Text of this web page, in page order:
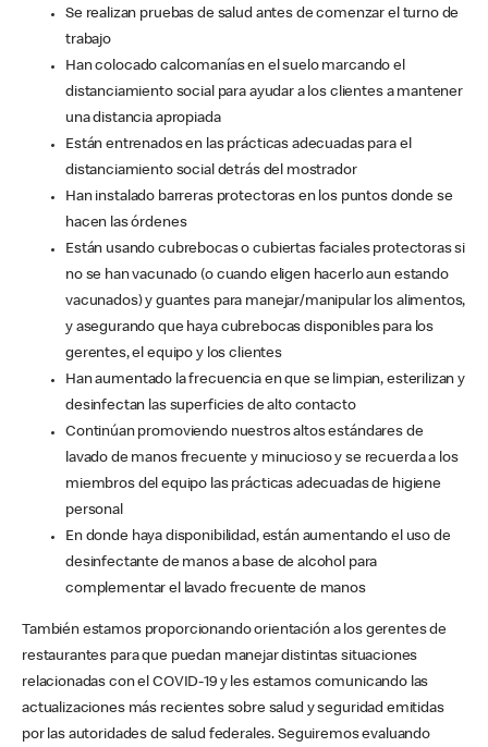
Se realizan pruebas de salud antes de comenzar el turno de
trabajo
Han colocado calcomanías en el suelo marcando el
distanciamiento social para ayudar a los clientes a mantener
una distancia apropiada
Están entrenados en las prácticas adecuadas para el
distanciamiento social detrás del mostrador
Han instalado barreras protectoras en los puntos donde se
hacen las órdenes
Están usando cubrebocas o cubiertas faciales protectoras si
no se han vacunado (o cuando eligen hacerlo aun estando
vacunados) y guantes para manejar/manipular los alimentos,
y asegurando que haya cubrebocas disponibles para los
gerentes, el equipo y los clientes
Han aumentado la frecuencia en que se limpian, esterilizan y
desinfectan las superficies de alto contacto
Continúan promoviendo nuestros altos estándares de
lavado de manos frecuente y minucioso y se recuerda a los
miembros del equipo las prácticas adecuadas de higiene
personal
En donde haya disponibilidad, están aumentando el uso de
desinfectante de manos a base de alcohol para
complementar el lavado frecuente de manos
También estamos proporcionando orientación a los gerentes de
restaurantes para que puedan manejar distintas situaciones
relacionadas con el COVID-19 y les estamos comunicando las
actualizaciones más recientes sobre salud y seguridad emitidas
por las autoridades de salud federales. Seguiremos evaluando